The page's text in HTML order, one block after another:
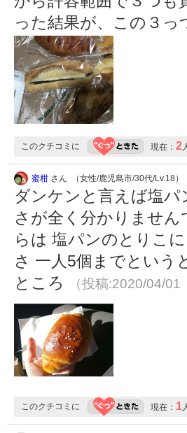
った結果が、この３っ
このクチコミに 現在： 2
蜜柑 さん （女性/鹿児島市/30代/Lv.18）
ダンケンと言えば塩
さが全く分かりませ
らは 塩パンのとりこ
さ 一人5個までという
ところ
（投稿:2020/04/
このクチコミに 現在： 1